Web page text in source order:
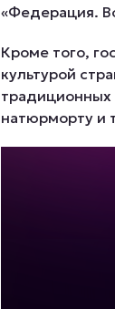
«Федерация.
Кроме того,
культурой
традиционных
натюрморту и